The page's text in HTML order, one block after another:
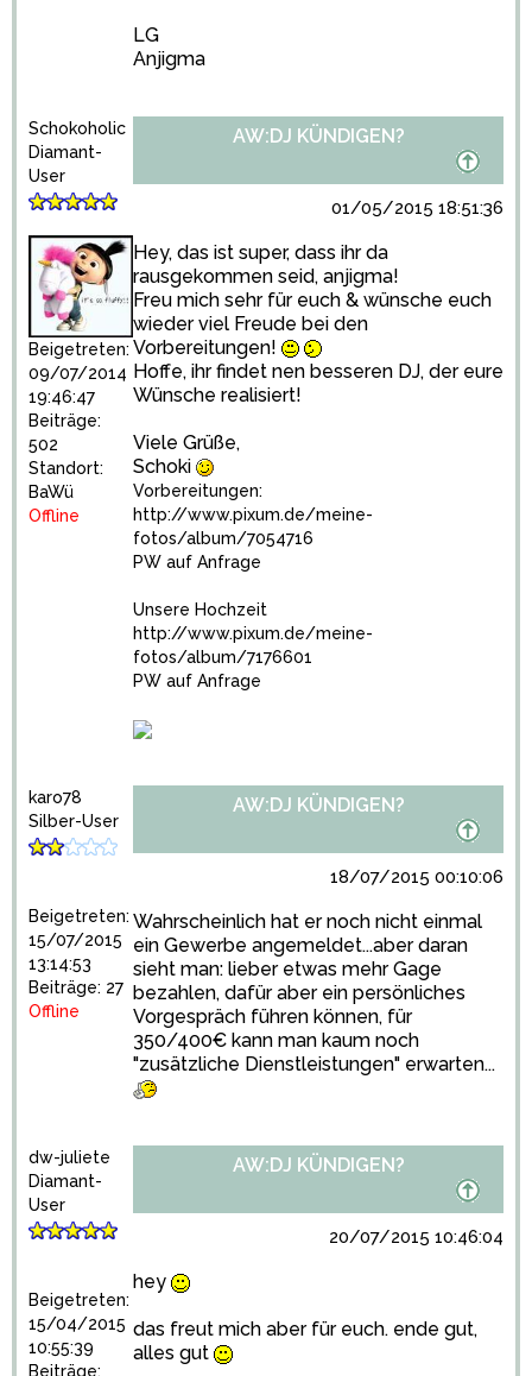
LG
Anjigma
Schokoholic
Diamant-
User
Beigetreten:
09/07/2014
19:46:47
Beiträge:
502
Standort:
BaWü
Offline
AW:DJ KÜNDIGEN?
01/05/2015 18:51:36
Hey, das ist super, dass ihr da
rausgekommen seid, anjigma!
Freu mich sehr für euch & wünsche euch
wieder viel Freude bei den
Vorbereitungen!
Hoffe, ihr findet nen besseren DJ, der eure
Wünsche realisiert!
Viele Grüße,
Schoki
Vorbereitungen:
http://www.pixum.de/meine-
fotos/album/7054716
PW auf Anfrage
Unsere Hochzeit
http://www.pixum.de/meine-
fotos/album/7176601
PW auf Anfrage
karo78
Silber-User
Beigetreten:
15/07/2015
13:14:53
Beiträge: 27
Offline
AW:DJ KÜNDIGEN?
18/07/2015 00:10:06
Wahrscheinlich hat er noch nicht einmal
ein Gewerbe angemeldet...aber daran
sieht man: lieber etwas mehr Gage
bezahlen, dafür aber ein persönliches
Vorgespräch führen können, für
350/400€ kann man kaum noch
"zusätzliche Dienstleistungen" erwarten...
dw-juliete
Diamant-
User
Beigetreten:
15/04/2015
10:55:39
Beiträge:
AW:DJ KÜNDIGEN?
20/07/2015 10:46:04
hey
das freut mich aber für euch. ende gut,
alles gut